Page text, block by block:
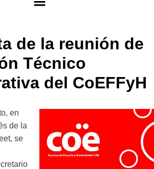
de la reunión de
Técnico
del CoEFFyH
en
de la
se